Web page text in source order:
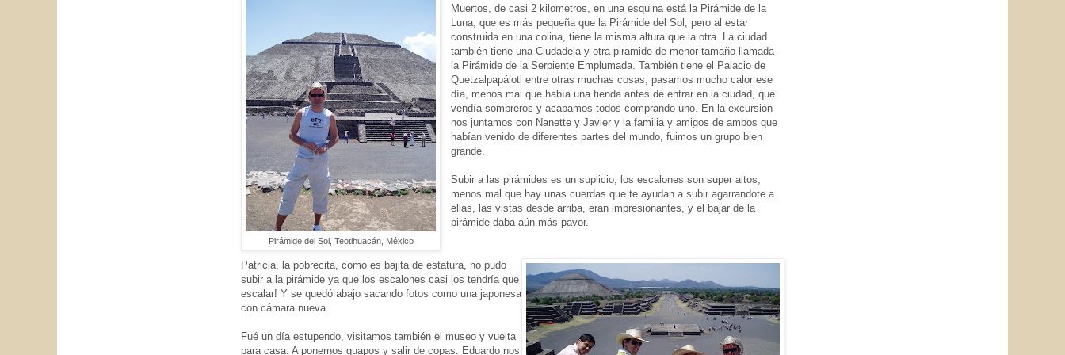
Pirámide del Sol, Teotihuacán, México
Muertos, de casi 2 kilometros, en una esquina está la Pirámide de la
Luna, que es más pequeña que la Pirámide del Sol, pero al estar
construida en una colina, tiene la misma altura que la otra. La ciudad
también tiene una Ciudadela y otra piramide de menor tamaño llamada
la Pirámide de la Serpiente Emplumada. También tiene el Palacio de
Quetzalpapálotl entre otras muchas cosas, pasamos mucho calor ese
día, menos mal que había una tienda antes de entrar en la ciudad, que
vendía sombreros y acabamos todos comprando uno. En la excursión
nos juntamos con Nanette y Javier y la familia y amigos de ambos que
habían venido de diferentes partes del mundo, fuimos un grupo bien
grande.
Subir a las pirámides es un suplicio, los escalones son super altos,
menos mal que hay unas cuerdas que te ayudan a subir agarrandote a
ellas, las vistas desde arriba, eran impresionantes, y el bajar de la
pirámide daba aún más pavor.
Patricia, la pobrecita, como es bajita de estatura, no pudo
subir a la pirámide ya que los escalones casi los tendría que
escalar! Y se quedó abajo sacando fotos como una japonesa
con cámara nueva.
Fué un día estupendo, visitamos también el museo y vuelta
para casa. A ponernos guapos y salir de copas. Eduardo nos